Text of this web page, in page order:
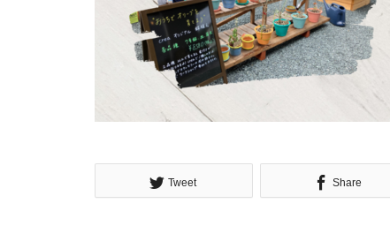
オリーブ園から始まる朝 -オリ
ジナルサラダと窯焼きピザづく
Tweet Share